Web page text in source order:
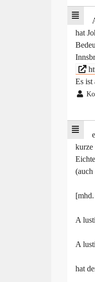
hat
Es ist
kurze
(auch
A
A
hat